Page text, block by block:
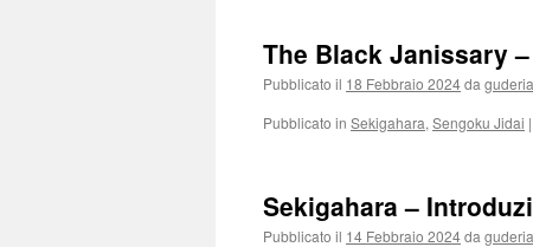
The Black Janissary
Pubblicato il 18 Febbraio 2024da
Pubblicato in Sekigahara, Sengoku Jidai |
Sekigahara –
Pubblicato il 14 Febbraio 2024da